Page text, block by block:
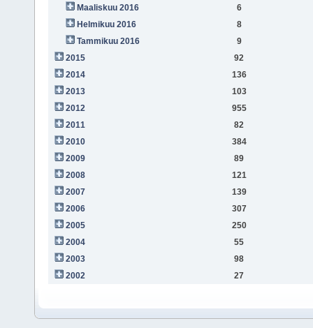
Maaliskuu 2016
6
Helmikuu 2016
8
Tammikuu 2016
9
2015
92
2014
136
2013
103
2012
955
2011
82
2010
384
2009
89
2008
121
2007
139
2006
307
2005
250
2004
55
2003
98
2002
27